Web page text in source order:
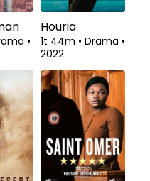
•
Houria
1t 44m • Drama •
2022